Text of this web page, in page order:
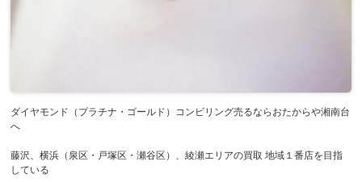
ダイヤモンド（プラチナ・ゴールド）コンビリング売るならおたからや湘南台
へ
藤沢、横浜（泉区・戸塚区・瀬谷区）、綾瀬エリアの買取 地域１番店を目指
している